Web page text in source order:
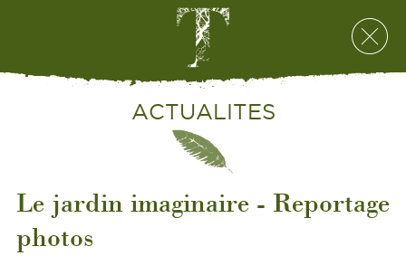
ACTUALITES
Le jardin imaginaire - Reportage
photos